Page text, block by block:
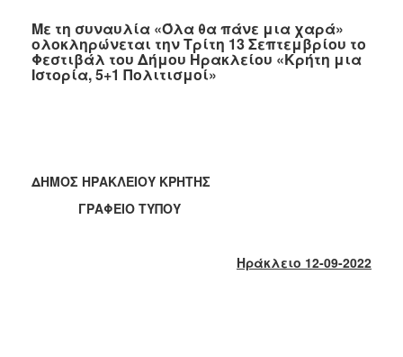
2022
2021
2017
2016
Με τη συναυλία «Όλα θα πάνε μια χαρά»
ολοκληρώνεται την Τρίτη 13 Σεπτεμβρίου το
Φεστιβάλ του Δήμου Ηρακλείου «Κρήτη μια
Ιστορία, 5+1 Πολιτισμοί»
ΔΗΜΟΣ ΗΡΑΚΛΕΙΟΥ ΚΡΗΤΗΣ
ΓΡΑΦΕΙΟ ΤΥΠΟΥ
Ηράκλειο 12-09-2022